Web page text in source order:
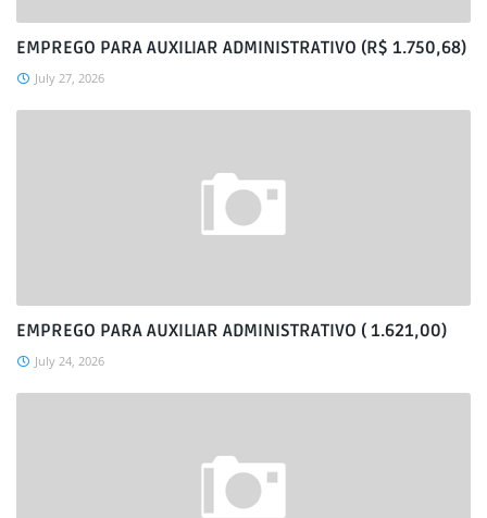
EMPREGO PARA AUXILIAR ADMINISTRATIVO (R$ 1.750,68)
July 27, 2026
EMPREGO PARA AUXILIAR ADMINISTRATIVO ( 1.621,00)
July 24, 2026